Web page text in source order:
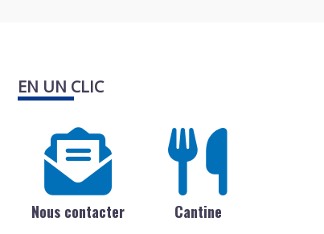
EN UN CLIC
Nous contacter Cantine